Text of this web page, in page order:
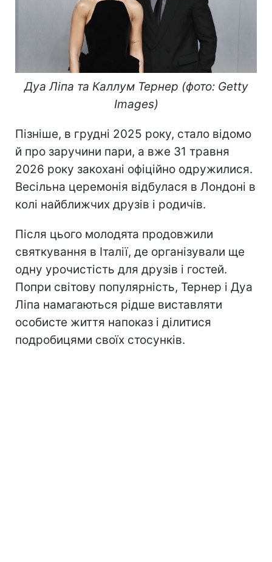
Дуа Ліпа та Каллум Тернер (фото: Getty
Images)
Пізніше, в грудні 2025 року, стало відомо
й про заручини пари, а вже 31 травня
2026 року закохані офіційно одружилися.
Весільна церемонія відбулася в Лондоні в
колі найближчих друзів і родичів.
Після цього молодята продовжили
святкування в Італії, де організували ще
одну урочистість для друзів і гостей.
Попри світову популярність, Тернер і Дуа
Ліпа намагаються рідше виставляти
особисте життя напоказ і ділитися
подробицями своїх стосунків.